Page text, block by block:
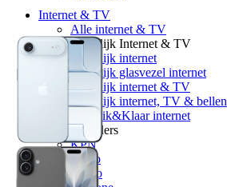
Internet & TV
Alle internet & TV
Vergelijk Internet & TV
Vergelijk internet
Vergelijk glasvezel internet
Vergelijk internet & TV
Vergelijk internet, TV & bellen
5G Klik&Klaar internet
Providers
KPN
Ziggo
Odido